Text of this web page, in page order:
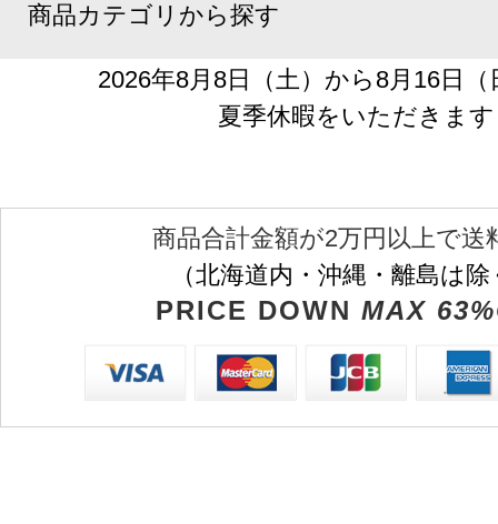
商品カテゴリから探す
2026年8月8日（土）から8月16日
夏季休暇をいただきます
商品合計金額が2万円以上で送
（北海道内・沖縄・離島は
PRICE DOWN MAX